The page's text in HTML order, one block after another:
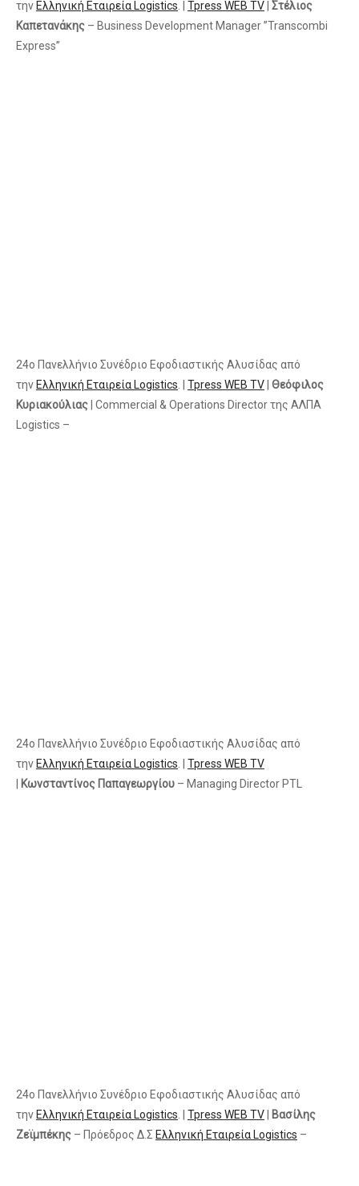
την Ελληνική Εταιρεία Logistics Tpress WEB TV Στέλιος
Καπετανάκης – Business Development Manager ”Transcombi
Express”
24ο Πανελλήνιο Συνέδριο Εφοδιαστικής Αλυσίδας από
την Ελληνική Εταιρεία Logistics Tpress WEB TV Θεόφιλος
Κυριακούλιας | Commercial & Operations Director της ΑΛΠΑ
Logistics –
24ο Πανελλήνιο Συνέδριο Εφοδιαστικής Αλυσίδας από
την Ελληνική Εταιρεία Logistics
Tpress WEB TV
Κωνσταντίνος Παπαγεωργίου – Managing Director PTL
24ο Πανελλήνιο Συνέδριο Εφοδιαστικής Αλυσίδας από
την Ελληνική Εταιρεία Logistics Tpress WEB TV
Βασίλης
Ζεϊμπέκης – Πρόεδρος Δ.Σ Ελληνική Εταιρεία Logistics –